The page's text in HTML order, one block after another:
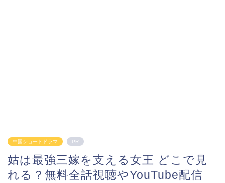
中国ショートドラマ PR
姑は最強三嫁を支える女王 どこで見
れる？無料全話視聴やYouTube配信